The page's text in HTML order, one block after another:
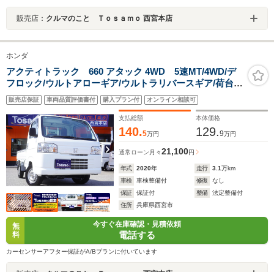
販売店： クルマのこと Ｔｏｓａｍｏ 西宮本店
ホンダ
アクティトラック 660 アタック 4WD 5速MT/4WD/デ
フロック/ウルトアローギア/ウルトラリバースギア/荷台マ
ット/荷台ランプ/エアコン/パワステ/ドアバイザー/フロア
マット
販売店保証 車両品質評価書付 購入プラン付 オンライン相談可
支払総額
140.5万円
本体価格
129.9万円
通常ローン 月々21,100円
年式 2020年 走行 3.1万km
車検
車検整備付 修復
なし
保証
保証付 整備
法定整備付
住所
兵庫県西宮市
無
料
今すぐ在庫確認・見積依頼
電話する
カーセンサーアフター保証がA/Bプランに付いています